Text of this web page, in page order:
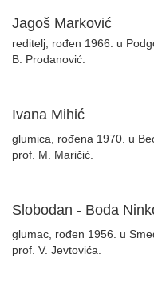
Jagoš Marković
reditelj, rođen 1966. u
B. Prodanović.
Ivana Mihić
glumica, rođena 1970. u
prof. M. Maričić.
Slobodan - Boda
glumac, rođen 1956. u
prof. V. Jevtovića.